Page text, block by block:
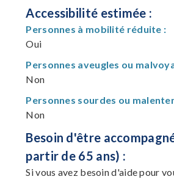
Accessibilité estimée :
Personnes à mobilité réduite :
Oui
Personnes aveugles ou
Non
Personnes sourdes ou
Non
Besoin d'être
partir de 65 ans) :
Si vous avez besoin d'aide pour